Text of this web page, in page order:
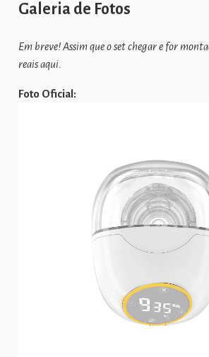
Galeria de Fotos
Em breve! Assim que o set chegar e for
reais aqui.
Foto Oficial: